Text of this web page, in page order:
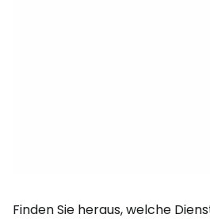
Finden Sie heraus, welche